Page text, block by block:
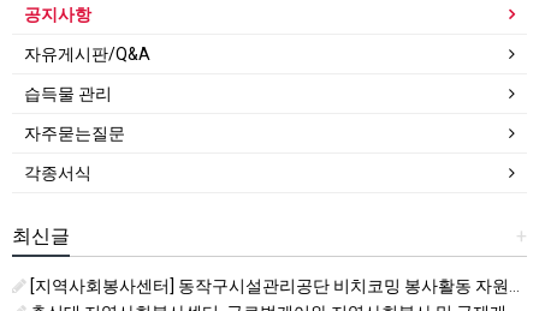
공지사항
자유게시판/Q&A
습득물 관리
자주묻는질문
각종서식
+
최신글
[지역사회봉사센터] 동작구시설관리공단 비치코밍 봉사활동 자원봉사자 모집